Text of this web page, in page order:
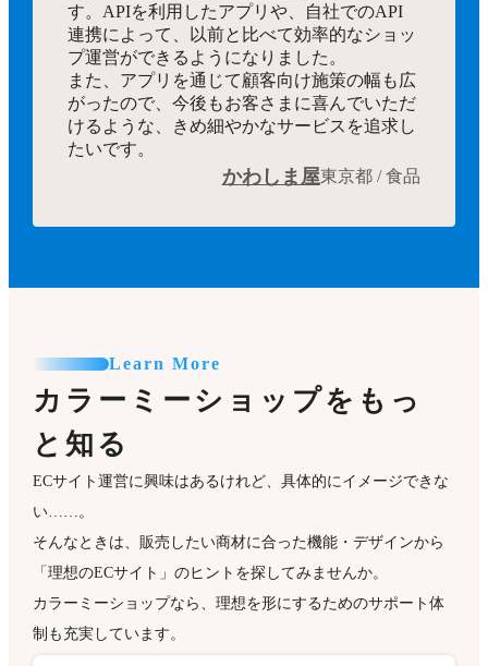
す。APIを利用したアプリや、自社でのAPI
連携によって、以前と比べて効率的なショッ
プ運営ができるようになりました。
また、アプリを通じて顧客向け施策の幅も広
がったので、今後もお客さまに喜んでいただ
けるような、きめ細やかなサービスを追求し
たいです。
かわしま屋東京都 / 食品
Learn More
カラーミーショップをもっ
と知る
ECサイト運営に興味はあるけれど、具体的にイメージできな
い……。
そんなときは、販売したい商材に合った機能・デザインから
「理想のECサイト」のヒントを探してみませんか。
カラーミーショップなら、理想を形にするためのサポート体
制も充実しています。